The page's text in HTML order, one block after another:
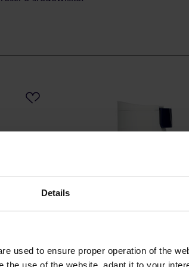
Details
used to ensure proper operation of the
use of the website, adapt it to your
do
sztuk
Jura Click&Clean - Środek do
czyszczenia systemu